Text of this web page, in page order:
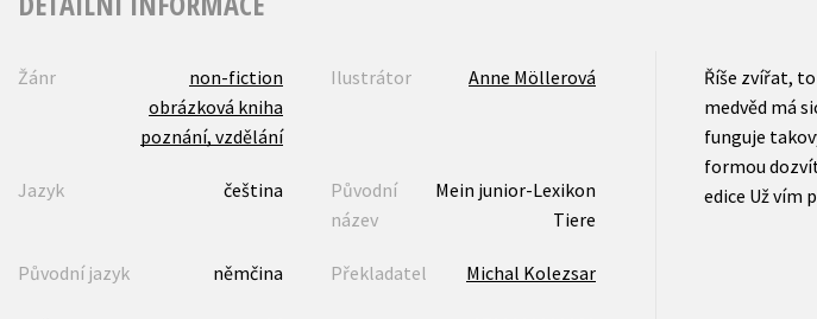
Žánr
non-fiction
obrázková kniha
poznání, vzdělání
Ilustrátor Anne Möllerová
Jazyk čeština
Původní
název
Mein junior-Lexikon
Tiere
Původní jazyk němčina Překladatel Michal Kolezsar
Říše zvířat,
medvěd má
funguje
formou
edice Už vím